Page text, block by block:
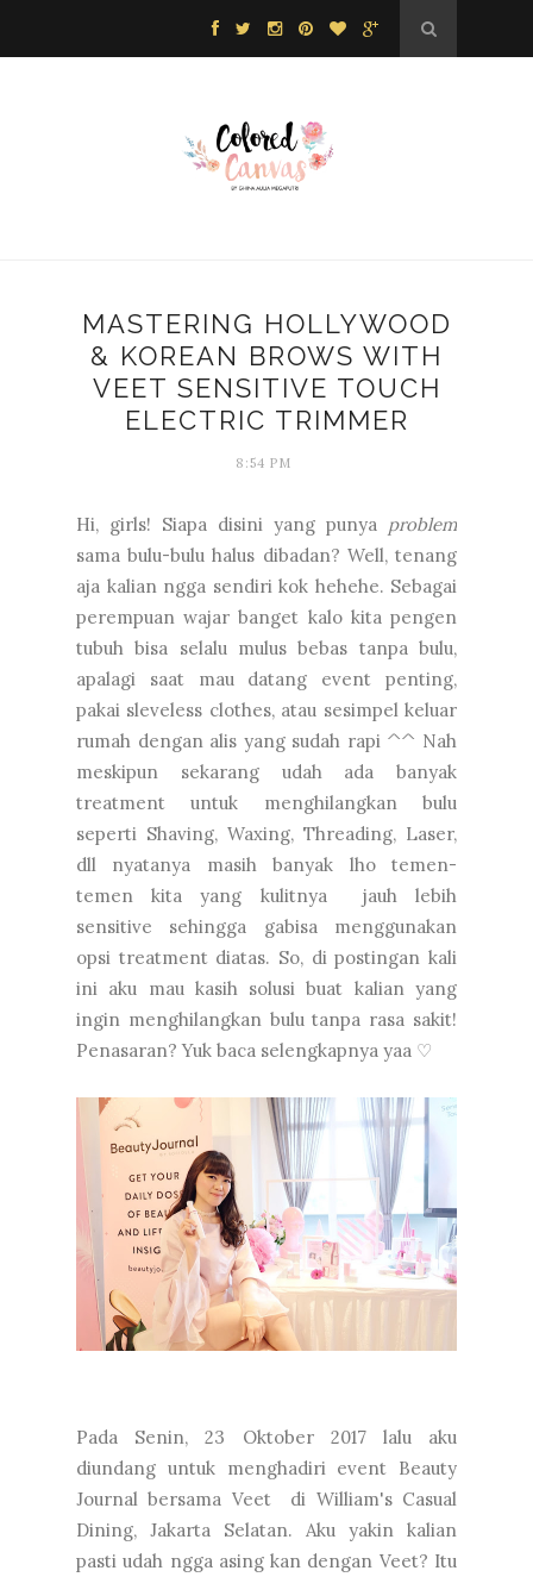
MASTERING HOLLYWOOD
& KOREAN BROWS WITH
VEET SENSITIVE TOUCH
ELECTRIC TRIMMER
8:54 PM
Hi, girls! Siapa disini yang punya problem
sama bulu-bulu halus dibadan? Well, tenang
aja kalian ngga sendiri kok hehehe. Sebagai
perempuan wajar banget kalo kita pengen
tubuh bisa selalu mulus bebas tanpa bulu,
apalagi saat mau datang event penting,
pakai sleveless clothes, atau sesimpel keluar
rumah dengan alis yang sudah rapi ^^ Nah
meskipun sekarang udah ada banyak
treatment untuk menghilangkan bulu
seperti Shaving, Waxing, Threading, Laser,
dll nyatanya masih banyak lho temen-
temen kita yang kulitnya jauh lebih
sensitive sehingga gabisa menggunakan
opsi treatment diatas. So, di postingan kali
ini aku mau kasih solusi buat kalian yang
ingin menghilangkan bulu tanpa rasa sakit!
Penasaran? Yuk baca selengkapnya yaa ♡
Pada Senin, 23 Oktober 2017 lalu aku
diundang untuk menghadiri event Beauty
Journal bersama Veet di William's Casual
Dining, Jakarta Selatan. Aku yakin kalian
pasti udah ngga asing kan dengan Veet? Itu